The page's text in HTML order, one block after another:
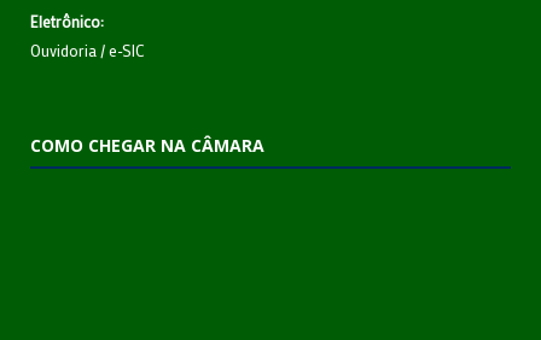
Eletrônico:
Ouvidoria /e-SIC
COMO CHEGAR NA CÂMARA